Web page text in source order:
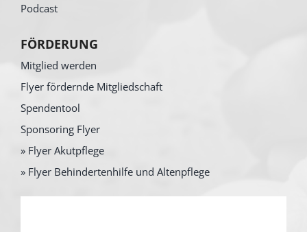
Podcast
FÖRDERUNG
Mitglied werden
Flyer fördernde Mitgliedschaft
Spendentool
Sponsoring Flyer
» Flyer Akutpflege
» Flyer Behindertenhilfe und Altenpflege